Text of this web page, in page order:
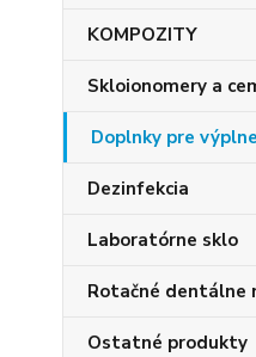
KOMPOZITY
Skloionomery a
Doplnky pre výplne
Dezinfekcia
Laboratórne sklo
Rotačné dentálne
Ostatné produkty